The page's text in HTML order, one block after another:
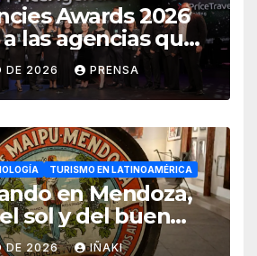
Awards 2026
las agencias que
crecimiento del
México
DE 2026 PRENSA
TURISMO EN LATINOAMÉRICA
en Mendoza,
sol y del buen
DE 2026 IÑAKI